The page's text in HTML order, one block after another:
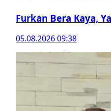
Furkan Bera Kaya,
05.08.2026 09:38